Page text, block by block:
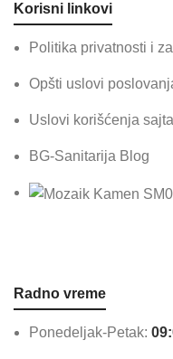
Korisni linkovi
Politika privatnosti i
Opšti uslovi
Uslovi korišćenja sajta
BG-Sanitarija Blog
Radno vreme
Ponedeljak-Petak: